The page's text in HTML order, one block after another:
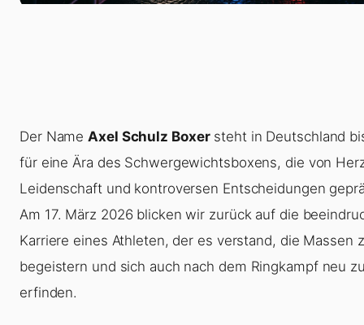
Der Name Axel Schulz Boxersteht in Deutschland
für eine Ära des Schwergewichtsboxens, die von
Leidenschaft und kontroversen Entscheidungen
Am 17. März 2026 blicken wir zurück auf die
Karriere eines Athleten, der es verstand, die Massen
begeistern und sich auch nach dem Ringkampf neu
erfinden.